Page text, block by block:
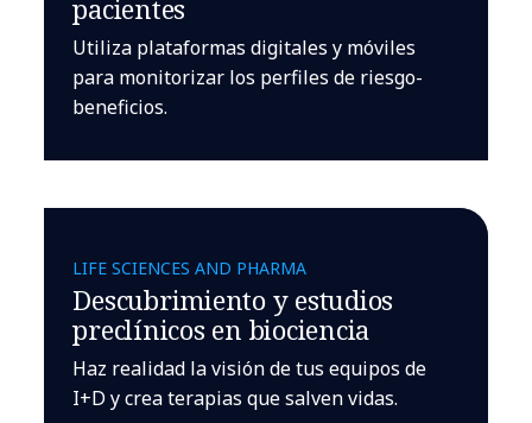
pacientes
Utiliza plataformas digitales y móviles
para monitorizar los perfiles de riesgo-
beneficios.
LIFE SCIENCES AND PHARMA
Descubrimiento y estudios
preclínicos en biociencia
Haz realidad la visión de tus equipos de
I+D y crea terapias que salven vidas.